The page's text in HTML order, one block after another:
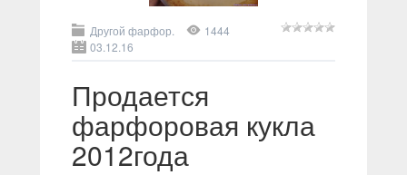
Другой фарфор.
1444
03.12.16
Продается
фарфоровая кукла
2012года